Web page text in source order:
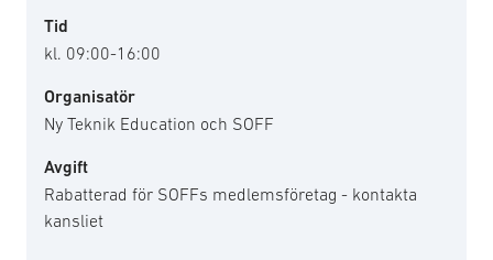
Tid
kl. 09:00-16:00
Organisatör
Ny Teknik Education och SOFF
Avgift
Rabatterad för SOFFs medlemsföretag - kontakta
kansliet